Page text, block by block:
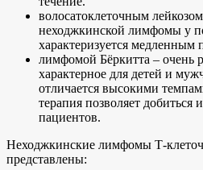
волосатоклеточным
неходжкинской лимфомы у
характеризуется медленным
лимфомой Бёркитта – очень
характерное для детей и
отличается высокими
терапия позволяет добиться
пациентов.
Неходжкинские лимфомы Т-
представлены: